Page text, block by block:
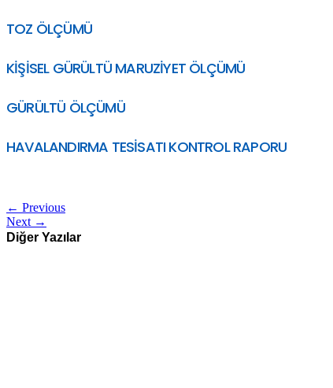
TOZ ÖLÇÜMÜ
KİŞİSEL GÜRÜLTÜ MARUZİYET ÖLÇÜMÜ
GÜRÜLTÜ ÖLÇÜMÜ
HAVALANDIRMA TESİSATI KONTROL RAPORU
← Previous
Next →
Diğer Yazılar